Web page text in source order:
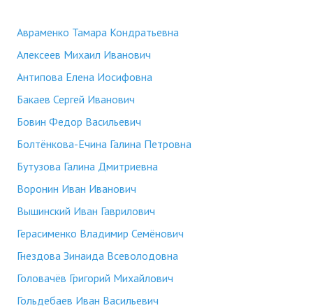
Авраменко Тамара Кондратьевна
Алексеев Михаил Иванович
Антипова Елена Иосифовна
Бакаев Сергей Иванович
Бовин Федор Васильевич
Болтёнкова-Ечина Галина Петровна
Бутузова Галина Дмитриевна
Воронин Иван Иванович
Вышинский Иван Гаврилович
Герасименко Владимир Семёнович
Гнездова Зинаида Всеволодовна
Головачёв Григорий Михайлович
Гольдебаев Иван Васильевич